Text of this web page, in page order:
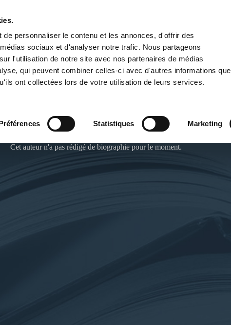
personnaliser le contenu et les annonces, d'offrir des
sociaux et d'analyser notre trafic. Nous partageons
l'utilisation de notre site avec nos partenaires de médias
qui peuvent combiner celles-ci avec d'autres informations que
ont collectées lors de votre utilisation de leurs services.
Statistiques Marketing
UN LIVRE LIBRAIRIE
SISSONNE
Cet auteur n'a pas rédigé de biographie pour le moment.